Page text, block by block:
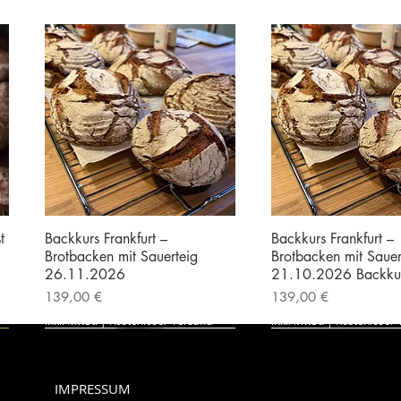
Backkurs Frankfurt –
Brotbacken mit Sauerteig
26.11.2026
Preis
139,00 €
Backkurs Frankfurt –
Brotbacken mit
21.10.2026
Preis
139,00 €
IMPRESSUM